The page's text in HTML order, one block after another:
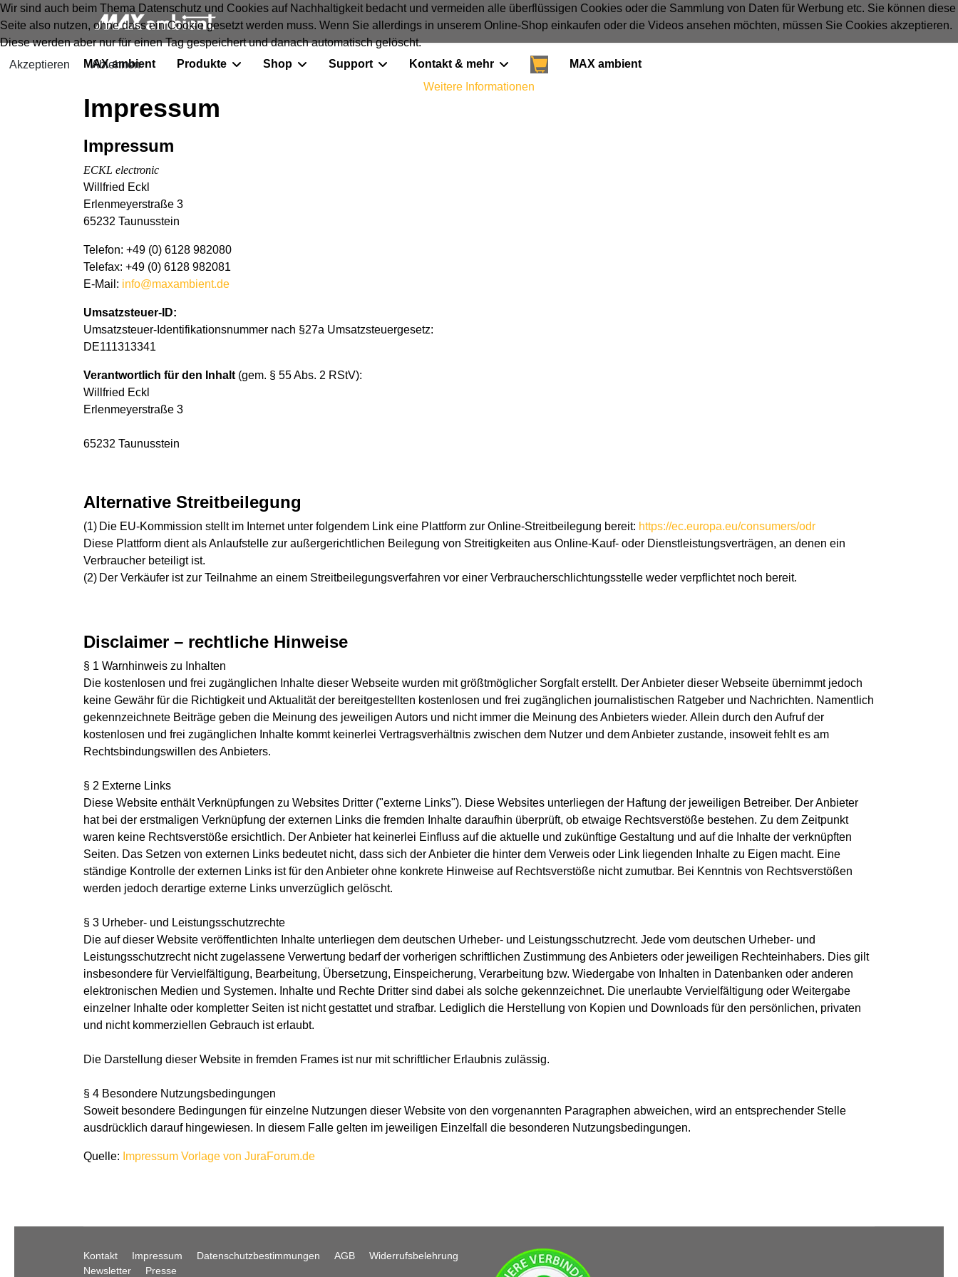
MAX ambient Produkte Shop Support Kontakt & mehr MAX ambient
Impressum
Impressum
ECKL electronic
Willfried Eckl
Erlenmeyerstraße 3
65232 Taunusstein
Telefon: +49 (0) 6128 982080
Telefax: +49 (0) 6128 982081
E-Mail: info@maxambient.de
Umsatzsteuer-ID:
Umsatzsteuer-Identifikationsnummer nach §27a Umsatzsteuergesetz:
DE111313341
Verantwortlich für den Inhalt (gem. § 55 Abs. 2 RStV):
Willfried Eckl
Erlenmeyerstraße 3
65232 Taunusstein
Alternative Streitbeilegung
(1) Die EU-Kommission stellt im Internet unter folgendem Link eine Plattform zur Online-Streitbeilegung bereit: https://ec.europa.eu/consumers/odr
Diese Plattform dient als Anlaufstelle zur außergerichtlichen Beilegung von Streitigkeiten aus Online-Kauf- oder Dienstleistungsverträgen, an denen ein
Verbraucher beteiligt ist.
(2) Der Verkäufer ist zur Teilnahme an einem Streitbeilegungsverfahren vor einer Verbraucherschlichtungsstelle weder verpflichtet noch bereit.
Disclaimer – rechtliche Hinweise
§ 1 Warnhinweis zu Inhalten
Die kostenlosen und frei zugänglichen Inhalte dieser Webseite wurden mit größtmöglicher Sorgfalt erstellt. Der Anbieter dieser Webseite übernimmt jedoch
keine Gewähr für die Richtigkeit und Aktualität der bereitgestellten kostenlosen und frei zugänglichen journalistischen Ratgeber und Nachrichten. Namentlich
gekennzeichnete Beiträge geben die Meinung des jeweiligen Autors und nicht immer die Meinung des Anbieters wieder. Allein durch den Aufruf der
kostenlosen und frei zugänglichen Inhalte kommt keinerlei Vertragsverhältnis zwischen dem Nutzer und dem Anbieter zustande, insoweit fehlt es am
Rechtsbindungswillen des Anbieters.
§ 2 Externe Links
Diese Website enthält Verknüpfungen zu Websites Dritter ("externe Links"). Diese Websites unterliegen der Haftung der jeweiligen Betreiber. Der Anbieter
hat bei der erstmaligen Verknüpfung der externen Links die fremden Inhalte daraufhin überprüft, ob etwaige Rechtsverstöße bestehen. Zu dem Zeitpunkt
waren keine Rechtsverstöße ersichtlich. Der Anbieter hat keinerlei Einfluss auf die aktuelle und zukünftige Gestaltung und auf die Inhalte der verknüpften
Seiten. Das Setzen von externen Links bedeutet nicht, dass sich der Anbieter die hinter dem Verweis oder Link liegenden Inhalte zu Eigen macht. Eine
ständige Kontrolle der externen Links ist für den Anbieter ohne konkrete Hinweise auf Rechtsverstöße nicht zumutbar. Bei Kenntnis von Rechtsverstößen
werden jedoch derartige externe Links unverzüglich gelöscht.
§ 3 Urheber- und Leistungsschutzrechte
Die auf dieser Website veröffentlichten Inhalte unterliegen dem deutschen Urheber- und Leistungsschutzrecht. Jede vom deutschen Urheber- und
Leistungsschutzrecht nicht zugelassene Verwertung bedarf der vorherigen schriftlichen Zustimmung des Anbieters oder jeweiligen Rechteinhabers. Dies gilt
insbesondere für Vervielfältigung, Bearbeitung, Übersetzung, Einspeicherung, Verarbeitung bzw. Wiedergabe von Inhalten in Datenbanken oder anderen
elektronischen Medien und Systemen. Inhalte und Rechte Dritter sind dabei als solche gekennzeichnet. Die unerlaubte Vervielfältigung oder Weitergabe
einzelner Inhalte oder kompletter Seiten ist nicht gestattet und strafbar. Lediglich die Herstellung von Kopien und Downloads für den persönlichen, privaten
und nicht kommerziellen Gebrauch ist erlaubt.
Die Darstellung dieser Website in fremden Frames ist nur mit schriftlicher Erlaubnis zulässig.
§ 4 Besondere Nutzungsbedingungen
Soweit besondere Bedingungen für einzelne Nutzungen dieser Website von den vorgenannten Paragraphen abweichen, wird an entsprechender Stelle
ausdrücklich darauf hingewiesen. In diesem Falle gelten im jeweiligen Einzelfall die besonderen Nutzungsbedingungen.
Quelle: Impressum Vorlage von JuraForum.de
Kontakt Impressum Datenschutzbestimmungen AGB
Widerrufsbelehrung
Newsletter
Presse
Wir sind auch beim Thema Datenschutz und Cookies auf Nachhaltigkeit bedacht und vermeiden alle überflüssigen Cookies oder die Sammlung von Daten für Werbung etc. Sie können diese
Seite also nutzen, ohne dass ein Cookie gesetzt werden muss. Wenn Sie allerdings in unserem Online-Shop einkaufen oder die Videos ansehen möchten, müssen Sie Cookies akzeptieren.
Diese werden aber nur für einen Tag gespeichert und danach automatisch gelöscht.
Akzeptieren
Ablehnen
Weitere Informationen